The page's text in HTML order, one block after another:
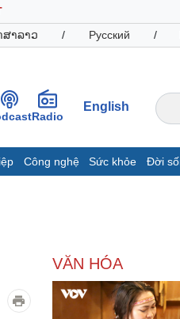
ສາລາວ / Русский /
Radio
English
Công nghệ Sức khỏe Đời
Giá
VĂN HÓA